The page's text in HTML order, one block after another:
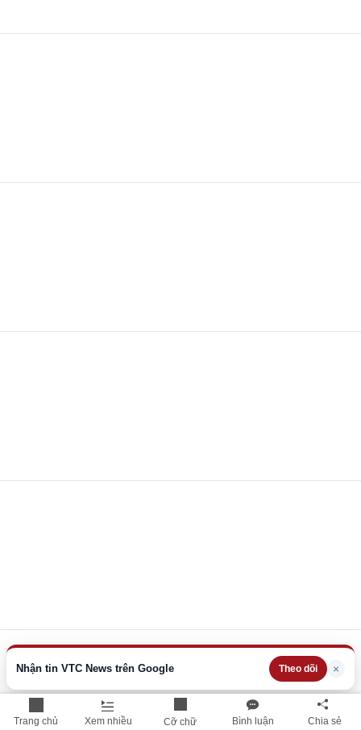
Trang chủ Xem nhiều Cỡ chữ Bình luận Chia sẻ
Nhận tin VTC News trên Google Theo dõi ×